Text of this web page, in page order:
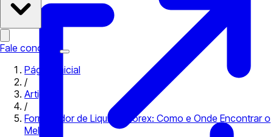
Fale conosco
Página inicial
/
Artigos
/
Fornecedor de Liquidez Forex: Como e Onde Encontrar o
Melhor